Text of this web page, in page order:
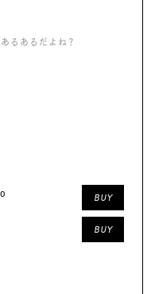
るあるだよね？
BUY
BUY